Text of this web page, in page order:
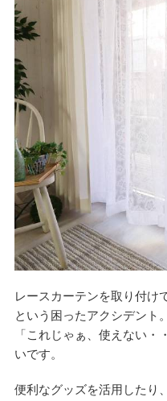
レースカーテンを取り付け
という困ったアクシデント。
「これじゃぁ、使えない
いです。
便利なグッズを活用したり